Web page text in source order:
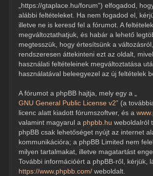
„https://gtaplace.hu/forum”) elfogadod,
alábbi feltételeket. Ha nem fogadod el,
illetve ne is keresd fel a fórumot. A
megváltoztathatjuk, és habár a lehető
megtesszük, hogy értesítsünk a
rendszeresen áttekinteni ezt az oldalt,
használati feltételeinek megváltoztatása
használatával beleegyezel az új feltételek
A fórumot a phpBB hajtja, mely egy a „
GNU General Public License v2” (a
licenc alatt kiadott fórumszoftver, és a
valamint magyarul a phpbb.hu weboldalról
phpBB csak lehetőséget nyújt az internet
kommunikációra; a phpBB Limited nem
milyen tartalmakat, illetve magatartást
További információért a phpBB-ről, kérjük,
https://www.phpbb.com/weboldalt.